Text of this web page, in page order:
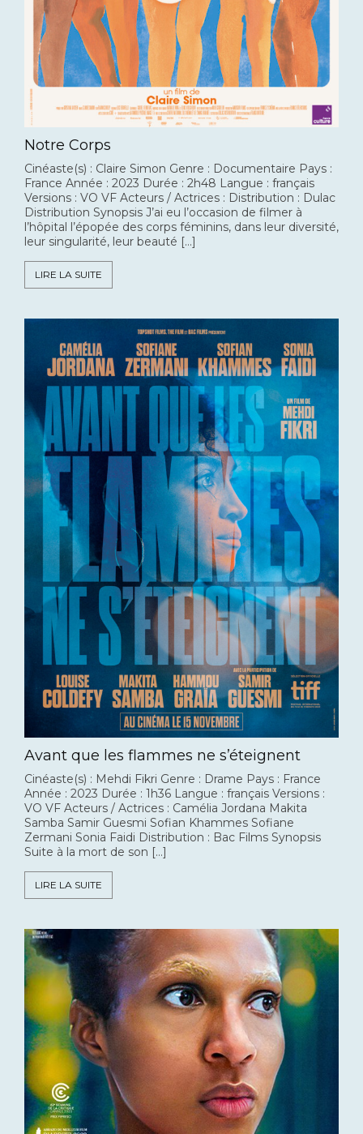
Notre Corps
Cinéaste(s) : Claire Simon Genre : Documentaire Pays :
France Année : 2023 Durée : 2h48 Langue : français
Versions : VO VF Acteurs / Actrices : Distribution : Dulac
Distribution Synopsis J’ai eu l’occasion de filmer à
l’hôpital l’épopée des corps féminins, dans leur diversité,
leur singularité, leur beauté […]
LIRE LA SUITE
Avant que les flammes ne s’éteignent
Cinéaste(s) : Mehdi Fikri Genre : Drame Pays : France
Année : 2023 Durée : 1h36 Langue : français Versions :
VO VF Acteurs / Actrices : Camélia Jordana Makita
Samba Samir Guesmi Sofian Khammes Sofiane
Zermani Sonia Faidi Distribution : Bac Films Synopsis
Suite à la mort de son […]
LIRE LA SUITE